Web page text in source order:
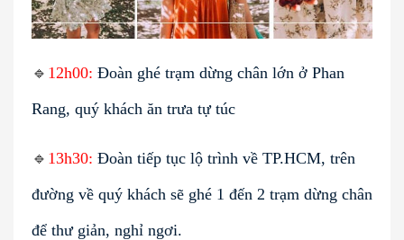
🔹 12h00: Đoàn ghé trạm dừng chân lớn ở Phan
Rang, quý khách ăn trưa tự túc
🔹 13h30: Đoàn tiếp tục lộ trình về TP.HCM, trên
đường về quý khách sẽ ghé 1 đến 2 trạm dừng chân
để thư giản, nghỉ ngơi.